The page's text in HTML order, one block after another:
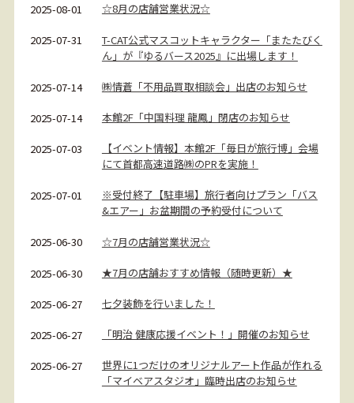
2025-08-01 ☆8月の店舗営業状況☆
2025-07-31
T-CAT公式マスコットキャラクター「またたびく
ん」が『ゆるバース2025』に出場します！
2025-07-14 ㈱情蒼「不用品買取相談会」出店のお知らせ
2025-07-14 本館2F「中国料理 龍鳳」閉店のお知らせ
2025-07-03
【イベント情報】本館2F「毎日が旅行博」会場
にて首都高速道路㈱のPRを実施！
2025-07-01
※受付終了【駐車場】旅行者向けプラン「バス
&エアー」お盆期間の予約受付について
2025-06-30 ☆7月の店舗営業状況☆
2025-06-30 ★7月の店舗おすすめ情報（随時更新）★
2025-06-27 七夕装飾を行いました！
2025-06-27 「明治 健康応援イベント！」開催のお知らせ
2025-06-27
世界に1つだけのオリジナルアート作品が作れる
「マイベアスタジオ」臨時出店のお知らせ